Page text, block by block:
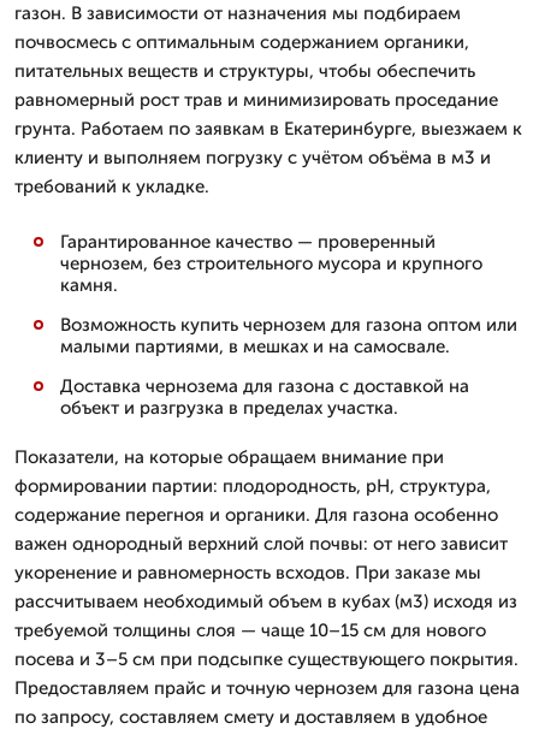
газон. В зависимости от назначения мы подбираем
почвосмесь с оптимальным содержанием органики,
питательных веществ и структуры, чтобы обеспечить
равномерный рост трав и минимизировать проседание
грунта. Работаем по заявкам в Екатеринбурге, выезжаем к
клиенту и выполняем погрузку с учётом объёма в м3 и
требований к укладке.
Гарантированное качество — проверенный
чернозем, без строительного мусора и крупного
камня.
Возможность купить чернозем для газона оптом или
малыми партиями, в мешках и на самосвале.
Доставка чернозема для газона с доставкой на
объект и разгрузка в пределах участка.
Показатели, на которые обращаем внимание при
формировании партии: плодородность, pH, структура,
содержание перегноя и органики. Для газона особенно
важен однородный верхний слой почвы: от него зависит
укоренение и равномерность всходов. При заказе мы
рассчитываем необходимый объем в кубах (м3) исходя из
требуемой толщины слоя — чаще 10–15 см для нового
посева и 3–5 см при подсыпке существующего покрытия.
Предоставляем прайс и точную чернозем для газона цена
по запросу, составляем смету и доставляем в удобное